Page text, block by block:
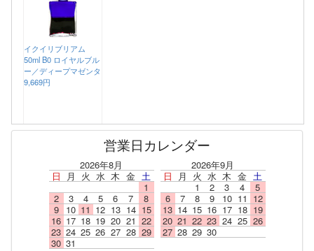
イクイリブリアム
50ml B0 ロイヤルブル
ー／ディープマゼンタ
9,669円
営業日カレンダー
2026年8月
日
月 火 水 木 金 土
1
2
3 4 5 6 7
8
9
10 11 12 13 14 15
16 17 18 19 20 21 22
23 24 25 26 27 28 29
30 31
2026年9月
日
月 火 水 木 金 土
1
2 3 4
5
6
7 8 9 10 11 12
13 14 15 16 17 18 19
20 21 22 23 24 25 26
27 28 29 30